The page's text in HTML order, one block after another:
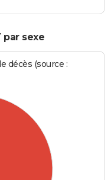
par sexe
décès (source :